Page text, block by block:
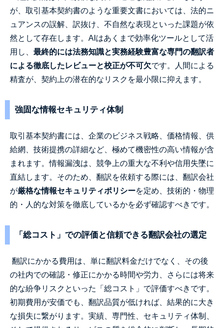
が、取引基本契約書のような重要文書においては、法的ニ
ュアンスの誤解、訳抜け、不自然な表現といった課題が依
然として存在します。AIはあくまで効率化ツールとして活
用し、 最終的には法務知識と実務経験豊富な専門の翻訳者
による徹底したレビューと校正が不可欠です。人間による
精査が、契約上の潜在的なリスクを最小限に抑えます。
強固な情報セキュリティ体制
取引基本契約書には、企業のビジネス戦略、価格情報、供
給網、技術提携の詳細など、極めて機密性の高い情報が含
まれます。情報漏洩は、競争上の重大な不利や信用失墜に
直結します。そのため、翻訳を依頼する際には、翻訳会社
が厳格な情報セキュリティポリシーを定め、技術的・物理
的・人的な対策を徹底しているかを必ず確認すべきです。
「総コスト」での評価と信頼できる翻訳会社の選定
翻訳にかかる費用は、単に翻訳料金だけでなく、その後
の社内での確認・修正にかかる時間や労力、さらには将来
的な紛争リスクといった「総コスト」で評価すべきです。
初期費用が安価でも、翻訳品質が低ければ、結果的に大き
な損失に繋がります。実績、専門性、セキュリティ体制、